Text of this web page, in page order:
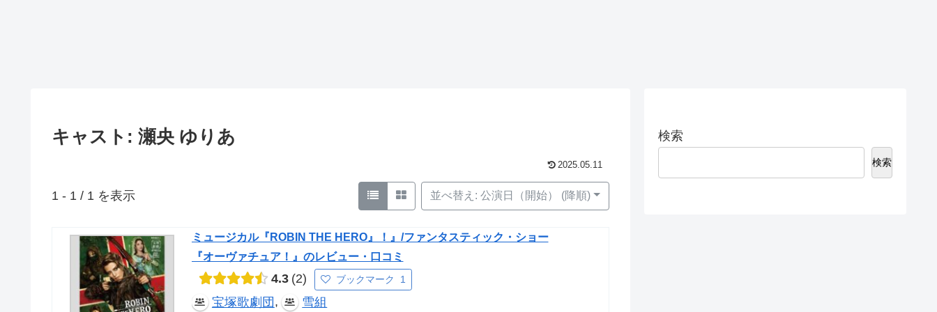
キャスト: 瀬央 ゆりあ
2025.05.11
1 - 1 / 1 を表示 並べ替え: 公演日（開始） (降順)
ミュージカル『ROBIN THE HERO』！』/ファンタスティック・ショー
『オーヴァチュア！』のレビュー・口コミ
4.3 2 ブックマーク 1
宝塚歌劇団 , 雪組
検索
検索